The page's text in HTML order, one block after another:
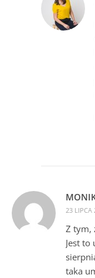
23 LIPCA
Z tym,
Jest to
taka